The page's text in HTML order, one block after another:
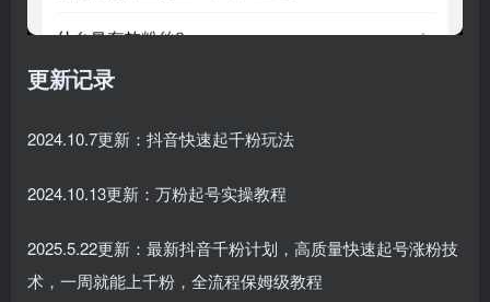
更新记录
2024.10.7更新：抖音快速起千粉玩法
2024.10.13更新：万粉起号实操教程
2025.5.22更新：最新抖音千粉计划，高质量快速起号涨粉技
术，一周就能上千粉，全流程保姆级教程